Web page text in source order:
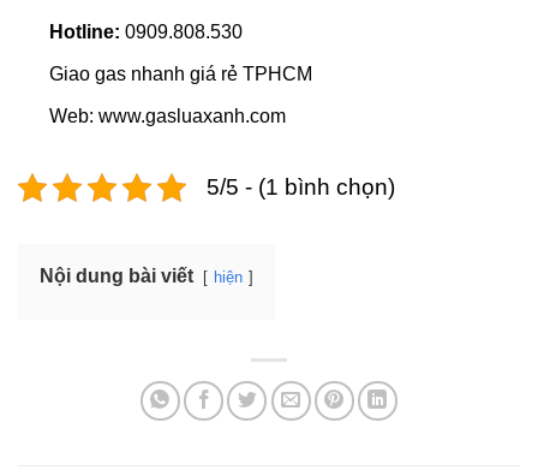
Hotline: 0909.808.530
Giao gas nhanh giá rẻ TPHCM
Web: www.gasluaxanh.com
5/5 - (1 bình chọn)
Nội dung bài viết hiện